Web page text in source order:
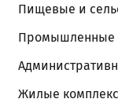
Пищевые и
Промышленные
Жилые